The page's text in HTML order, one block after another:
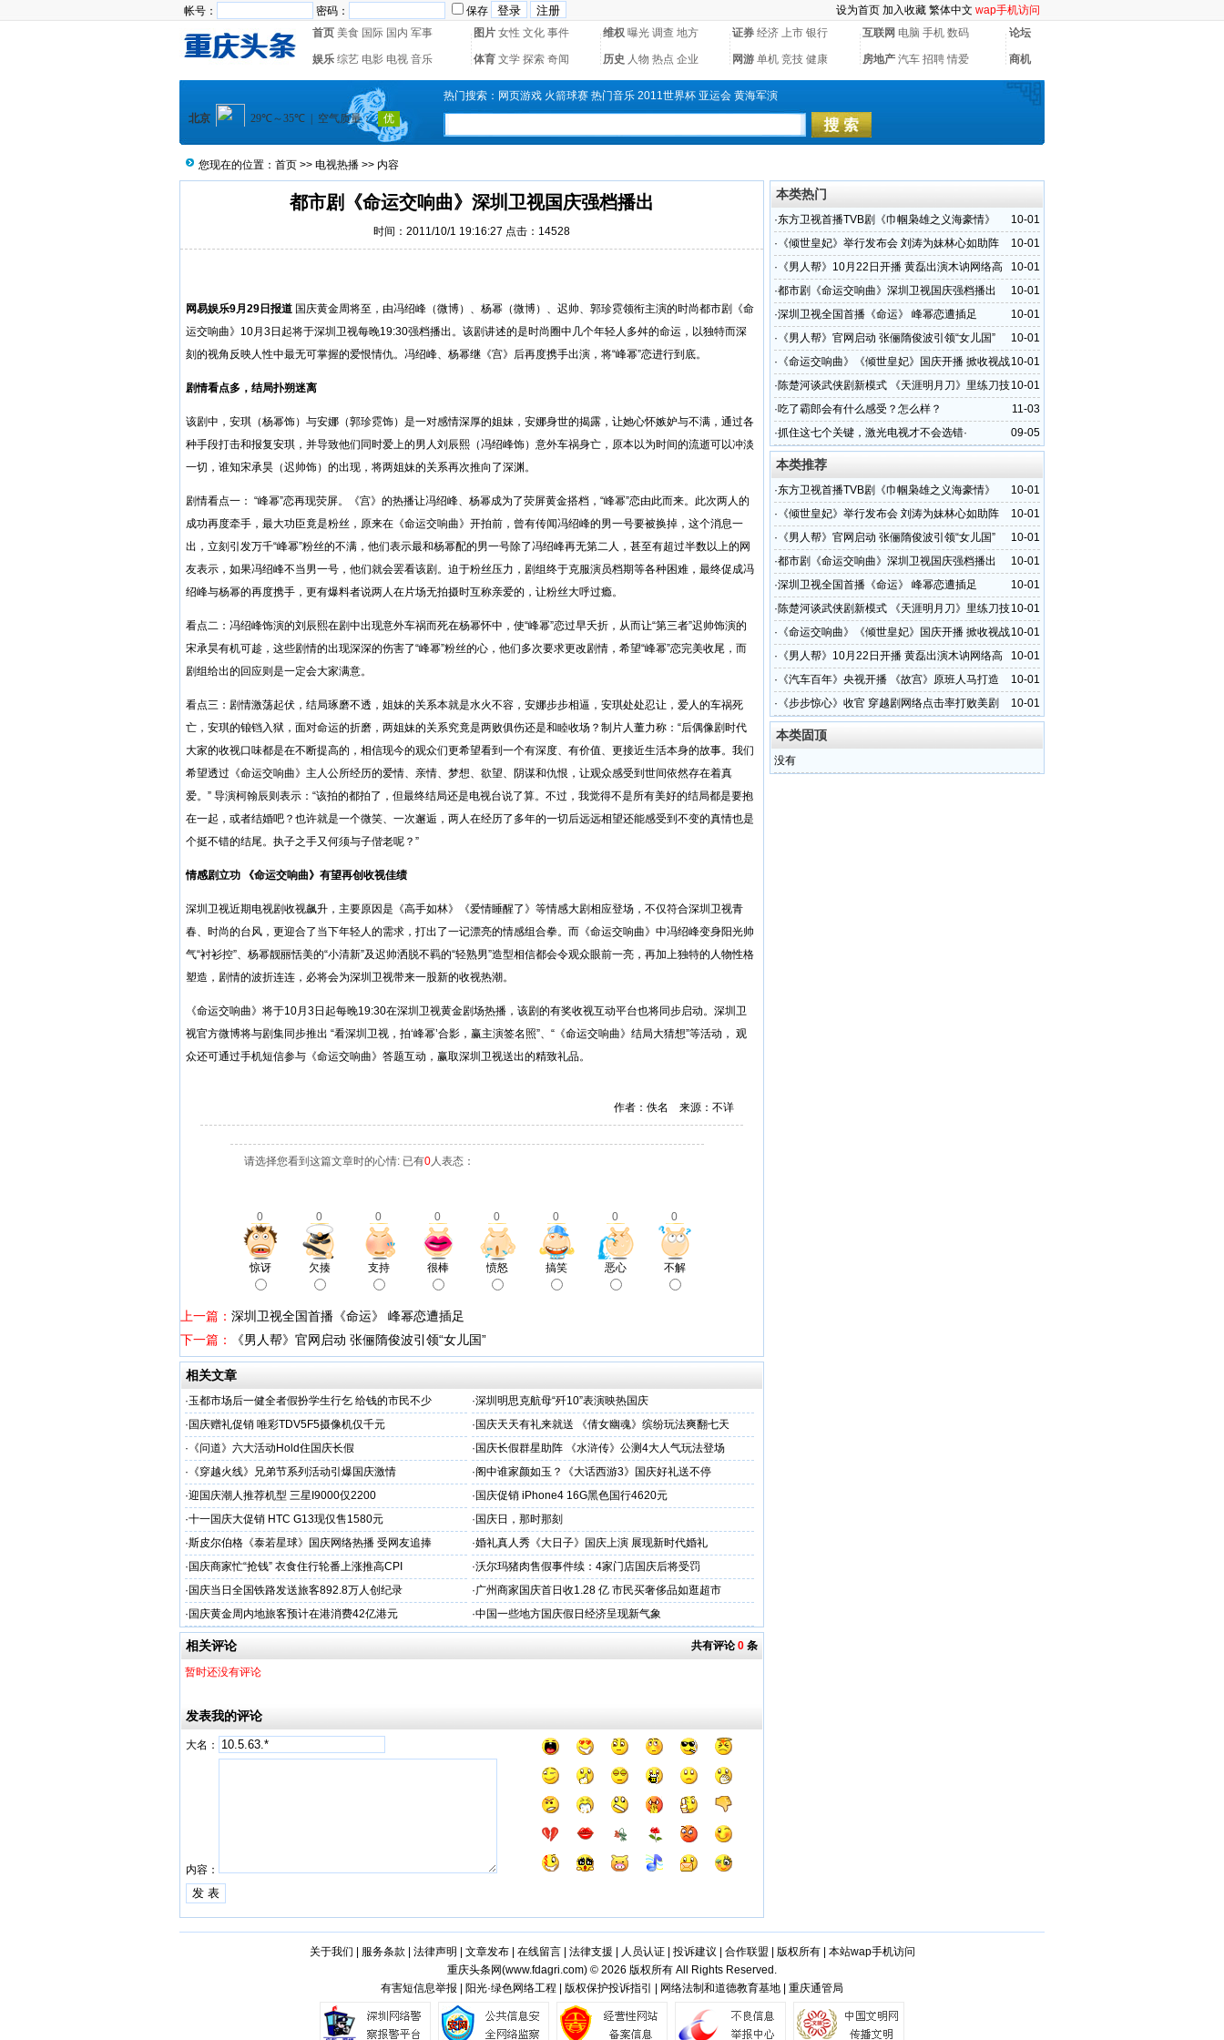
帐号： 密码： 保存 设为首页 加入收藏 繁体中文 wap手机访问
首页 美食 国际 国内 军事 图片 女性 文化 事件 维权 曝光 调查 地方 证券 经济 上市 银行 互联网 电脑 手机 数码 论坛
娱乐 综艺 电影 电视 音乐 体育 文学 探索 奇闻 历史 人物 热点 企业 网游 单机 竞技 健康 房地产 汽车 招聘 情爱 商机
热门搜索： 网页游戏 火箭球赛 热门音乐 2011世界杯 亚运会 黄海军演
您现在的位置： 首页 >> 电视热播 >> 内容
都市剧《命运交响曲》深圳卫视国庆强档播出
时间：2011/10/1 19:16:27 点击：14528
网易娱乐9月29日报道 国庆黄金周将至，由冯绍峰（微博）、杨幂（微博）、迟帅、郭珍霓领衔主演的时尚都市剧《命
运交响曲》10月3日起将于深圳卫视每晚19:30强档播出。该剧讲述的是时尚圈中几个年轻人多舛的命运，以独特而深
刻的视角反映人性中最无可掌握的爱恨情仇。冯绍峰、杨幂继《宫》后再度携手出演，将“峰幂”恋进行到底。
剧情看点多，结局扑朔迷离
该剧中，安琪（杨幂饰）与安娜（郭珍霓饰）是一对感情深厚的姐妹，安娜身世的揭露，让她心怀嫉妒与不满，通过各
种手段打击和报复安琪，并导致他们同时爱上的男人刘辰熙（冯绍峰饰）意外车祸身亡，原本以为时间的流逝可以冲淡
一切，谁知宋承昊（迟帅饰）的出现，将两姐妹的关系再次推向了深渊。
剧情看点一： “峰幂”恋再现荧屏。《宫》的热播让冯绍峰、杨幂成为了荧屏黄金搭档，“峰幂”恋由此而来。此次两人的
成功再度牵手，最大功臣竟是粉丝，原来在《命运交响曲》开拍前，曾有传闻冯绍峰的男一号要被换掉，这个消息一
出，立刻引发万千“峰幂”粉丝的不满，他们表示最和杨幂配的男一号除了冯绍峰再无第二人，甚至有超过半数以上的网
友表示，如果冯绍峰不当男一号，他们就会罢看该剧。迫于粉丝压力，剧组终于克服演员档期等各种困难，最终促成冯
绍峰与杨幂的再度携手，更有爆料者说两人在片场无拍摄时互称亲爱的，让粉丝大呼过瘾。
看点二：冯绍峰饰演的刘辰熙在剧中出现意外车祸而死在杨幂怀中，使“峰幂”恋过早夭折，从而让“第三者”迟帅饰演的
宋承昊有机可趁，这些剧情的出现深深的伤害了“峰幂”粉丝的心，他们多次要求更改剧情，希望“峰幂”恋完美收尾，而
剧组给出的回应则是一定会大家满意。
看点三：剧情激荡起伏，结局琢磨不透，姐妹的关系本就是水火不容，安娜步步相逼，安琪处处忍让，爱人的车祸死
亡，安琪的锒铛入狱，面对命运的折磨，两姐妹的关系究竟是两败俱伤还是和睦收场？制片人董力称：“后偶像剧时代
大家的收视口味都是在不断提高的，相信现今的观众们更希望看到一个有深度、有价值、更接近生活本身的故事。我们
希望透过《命运交响曲》主人公所经历的爱情、亲情、梦想、欲望、阴谋和仇恨，让观众感受到世间依然存在着真
爱。” 导演柯翰辰则表示：“该拍的都拍了，但最终结局还是电视台说了算。不过，我觉得不是所有美好的结局都是要抱
在一起，或者结婚吧？也许就是一个微笑、一次邂逅，两人在经历了多年的一切后远远相望还能感受到不变的真情也是
个挺不错的结尾。执子之手又何须与子偕老呢？”
情感剧立功 《命运交响曲》有望再创收视佳绩
深圳卫视近期电视剧收视飙升，主要原因是《高手如林》《爱情睡醒了》等情感大剧相应登场，不仅符合深圳卫视青
春、时尚的台风，更迎合了当下年轻人的需求，打出了一记漂亮的情感组合拳。而《命运交响曲》中冯绍峰变身阳光帅
气“衬衫控”、杨幂靓丽恬美的“小清新”及迟帅洒脱不羁的“轻熟男”造型相信都会令观众眼前一亮，再加上独特的人物性格
塑造，剧情的波折连连，必将会为深圳卫视带来一股新的收视热潮。
《命运交响曲》将于10月3日起每晚19:30在深圳卫视黄金剧场热播，该剧的有奖收视互动平台也将同步启动。深圳卫
视官方微博将与剧集同步推出 “看深圳卫视，拍‘峰幂’合影，赢主演签名照”、“《命运交响曲》结局大猜想”等活动， 观
众还可通过手机短信参与《命运交响曲》答题互动，赢取深圳卫视送出的精致礼品。
作者：佚名 来源：不详
请选择您看到这篇文章时的心情: 已有0人表态：
0 0 0 0 0 0 0 0
惊讶 欠揍 支持 很棒 愤怒 搞笑 恶心 不解
上一篇： 深圳卫视全国首播《命运》 峰幂恋遭插足
下一篇：
《男人帮》官网启动 张俪隋俊波引领“女儿国”
相关文章
·玉都市场后一健全者假扮学生行乞 给钱的市民不少 ·深圳明思克航母“歼10”表演映热国庆
· 国庆赠礼促销 唯彩TDV5F5摄像机仅千元 · 国庆天天有礼来就送 《倩女幽魂》缤纷玩法爽翻七天
· 《问道》六大活动Hold住国庆长假 · 国庆长假群星助阵 《水浒传》公测4大人气玩法登场
· 《穿越火线》兄弟节系列活动引爆国庆激情 ·阁中谁家颜如玉？《大话西游3》国庆好礼送不停
·迎国庆潮人推荐机型 三星I9000仅2200 · 国庆促销 iPhone4 16G黑色国行4620元
·十一国庆大促销 HTC G13现仅售1580元 · 国庆日，那时那刻
·斯皮尔伯格《泰若星球》国庆网络热播 受网友追捧 ·婚礼真人秀《大日子》国庆上演 展现新时代婚礼
· 国庆商家忙“抢钱” 衣食住行轮番上涨推高CPI ·沃尔玛猪肉售假事件续：4家门店国庆后将受罚
· 国庆当日全国铁路发送旅客892.8万人创纪录 ·广州商家国庆首日收1.28 亿 市民买奢侈品如逛超市
· 国庆黄金周内地旅客预计在港消费42亿港元 ·中国一些地方国庆假日经济呈现新气象
共有评论0 条
相关评论
暂时还没有评论
发表我的评论
大名：
内容：
本类热门
10-01
·东方卫视首播TVB剧《巾帼枭雄之义海豪情》
10-01
· 《倾世皇妃》举行发布会 刘涛为妹林心如助阵
10-01
· 《男人帮》10月22日开播 黄磊出演木讷网络高
手
10-01
·都市剧《命运交响曲》深圳卫视国庆强档播出
10-01
·深圳卫视全国首播《命运》 峰幂恋遭插足
10-01
· 《男人帮》官网启动 张俪隋俊波引领“女儿国”
10-01
· 《命运交响曲》《倾世皇妃》国庆开播 掀收视战
10-01
·陈楚河谈武侠剧新模式 《天涯明月刀》里练刀技
11-03
·吃了霸郎会有什么感受？怎么样？
09-05
·抓住这七个关键，激光电视才不会选错·
本类推荐
10-01
·东方卫视首播TVB剧《巾帼枭雄之义海豪情》
10-01
· 《倾世皇妃》举行发布会 刘涛为妹林心如助阵
10-01
· 《男人帮》官网启动 张俪隋俊波引领“女儿国”
10-01
·都市剧《命运交响曲》深圳卫视国庆强档播出
10-01
·深圳卫视全国首播《命运》 峰幂恋遭插足
10-01
·陈楚河谈武侠剧新模式 《天涯明月刀》里练刀技
10-01
· 《命运交响曲》《倾世皇妃》国庆开播 掀收视战
10-01
· 《男人帮》10月22日开播 黄磊出演木讷网络高
手
10-01
· 《汽车百年》央视开播 《故宫》原班人马打造
10-01
· 《步步惊心》收官 穿越剧网络点击率打败美剧
本类固顶
没有
关于我们 服务条款 法律声明 文章发布| 在线留言| 法律支援 人员认证| 投诉建议 合作联盟 版权所有| 本站wap手机访问
重庆头条网(www.fdagri.com) © 2026 版权所有 All Rights Reserved.
有害短信息举报 | 阳光·绿色网络工程 | 版权保护投诉指引 | 网络法制和道德教育基地 | 重庆通管局